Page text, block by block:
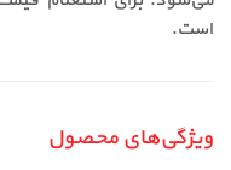
است.
ویژگی‌های محصول